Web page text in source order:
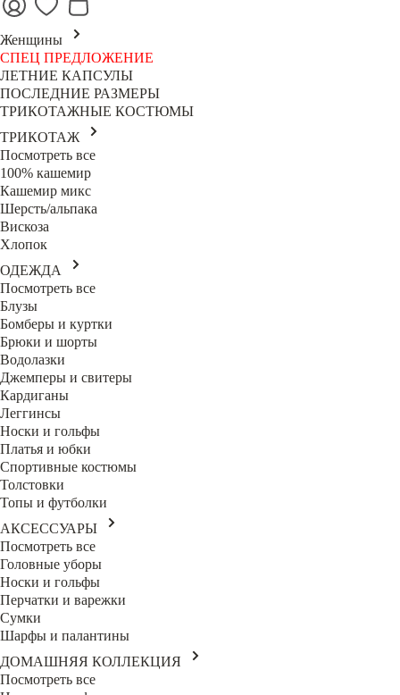
Женщины
СПЕЦ ПРЕДЛОЖЕНИЕ
ЛЕТНИЕ КАПСУЛЫ
ПОСЛЕДНИЕ РАЗМЕРЫ
ТРИКОТАЖНЫЕ КОСТЮМЫ
ТРИКОТАЖ
Посмотреть все
100% кашемир
Кашемир микс
Шерсть/альпака
Вискоза
Хлопок
ОДЕЖДА
Посмотреть все
Блузы
Бомберы и куртки
Брюки и шорты
Водолазки
Джемперы и свитеры
Кардиганы
Леггинсы
Носки и гольфы
Платья и юбки
Спортивные костюмы
Толстовки
Топы и футболки
АКСЕССУАРЫ
Посмотреть все
Головные уборы
Носки и гольфы
Перчатки и варежки
Сумки
Шарфы и палантины
ДОМАШНЯЯ КОЛЛЕКЦИЯ
Посмотреть все